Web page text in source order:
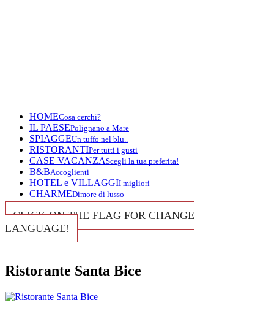
HOMECosa cerchi?
IL PAESEPolignano a Mare
SPIAGGEUn tuffo nel blu..
RISTORANTIPer tutti i gusti
CASE VACANZAScegli la tua preferita!
B&BAccoglienti
HOTEL e VILLAGGII migliori
CHARMEDimore di lusso
CLICK ON THE FLAG FOR CHANGE
LANGUAGE!
Ristorante Santa Bice